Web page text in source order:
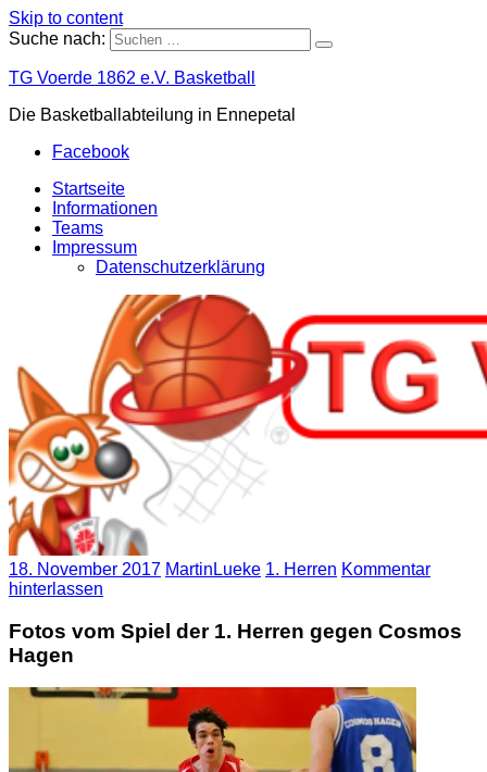
Skip to content
Suche nach:
TG Voerde 1862 e.V. Basketball
Die Basketballabteilung in Ennepetal
Facebook
Startseite
Informationen
Teams
Impressum
Datenschutzerklärung
18. November 2017 MartinLueke 1. Herren Kommentar
hinterlassen
Fotos vom Spiel der 1. Herren gegen Cosmos
Hagen